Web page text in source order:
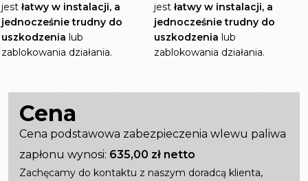
jest łatwy w instalacji, a
jednocześnie trudny do
uszkodzenia lub
zablokowania działania.
jest łatwy w instalacji, a
jednocześnie trudny do
uszkodzenia lub
zablokowania działania.
Cena
Cena podstawowa zabezpieczenia wlewu paliwa
zapłonu wynosi: 635,00 zł netto
Zachęcamy do kontaktu z naszym doradcą klienta,